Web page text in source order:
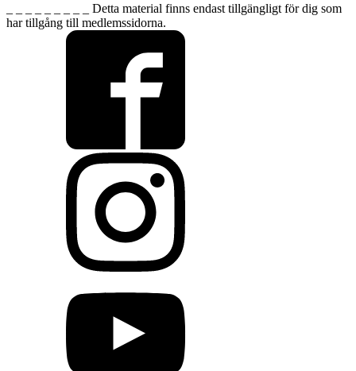
_ _ _ _ _ _ _ _ _ Detta material finns endast tillgängligt för dig som
har tillgång till medlemssidorna.